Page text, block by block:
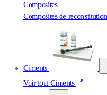
Composites
Composites de reconstitution
Ciments
Voir tout Ciments